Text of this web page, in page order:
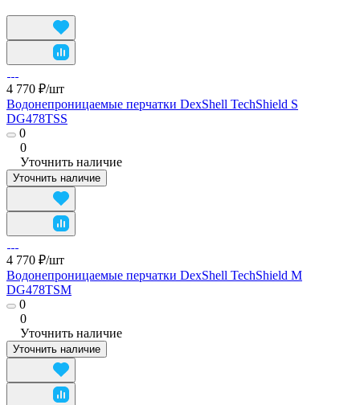
4 770 ₽/шт
Водонепроницаемые перчатки DexShell TechShield S
DG478TSS
0
0
Уточнить наличие
Уточнить наличие
4 770 ₽/шт
Водонепроницаемые перчатки DexShell TechShield M
DG478TSM
0
0
Уточнить наличие
Уточнить наличие